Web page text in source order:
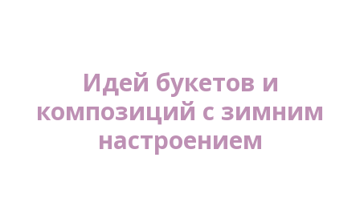
Идей букетов и
композиций с зимним
настроением